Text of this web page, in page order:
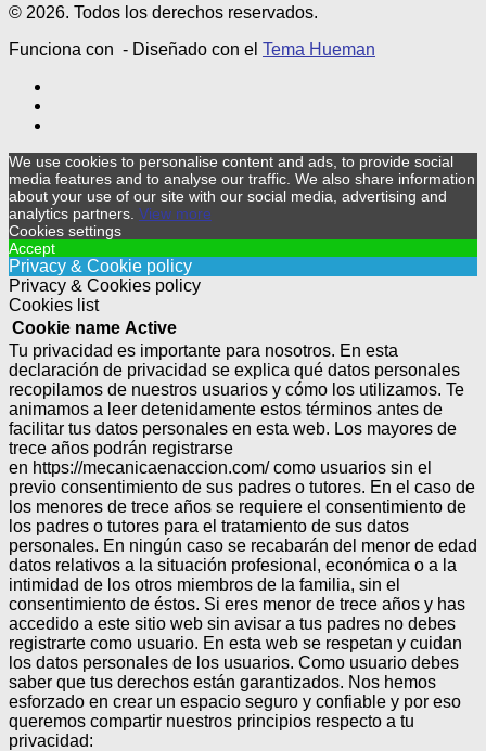
© 2026. Todos los derechos reservados.
Funciona con - Diseñado con el Tema Hueman
We use cookies to personalise content and ads, to provide social
media features and to analyse our traffic. We also share information
about your use of our site with our social media, advertising and
analytics partners. View more
Cookies settings
Accept
Privacy & Cookie policy
Privacy & Cookies policy
Cookies list
Cookie name Active
Tu privacidad es importante para nosotros. En esta
declaración de privacidad se explica qué datos personales
recopilamos de nuestros usuarios y cómo los utilizamos. Te
animamos a leer detenidamente estos términos antes de
facilitar tus datos personales en esta web. Los mayores de
trece años podrán registrarse
en https://mecanicaenaccion.com/ como usuarios sin el
previo consentimiento de sus padres o tutores. En el caso de
los menores de trece años se requiere el consentimiento de
los padres o tutores para el tratamiento de sus datos
personales. En ningún caso se recabarán del menor de edad
datos relativos a la situación profesional, económica o a la
intimidad de los otros miembros de la familia, sin el
consentimiento de éstos. Si eres menor de trece años y has
accedido a este sitio web sin avisar a tus padres no debes
registrarte como usuario. En esta web se respetan y cuidan
los datos personales de los usuarios. Como usuario debes
saber que tus derechos están garantizados. Nos hemos
esforzado en crear un espacio seguro y confiable y por eso
queremos compartir nuestros principios respecto a tu
privacidad: